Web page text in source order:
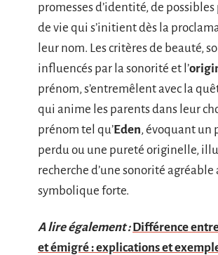
promesses d’identité, de possibles
de vie qui s’initient dès la
leur nom. Les critères de beauté,
influencés par la sonorité et l’
prénom, s’entremêlent avec la
qui anime les parents dans leur
prénom tel qu’Eden, évoquant un
perdu ou une pureté originelle,
recherche d’une sonorité agréable
symbolique forte.
A lire également : Différence
et émigré : explications et